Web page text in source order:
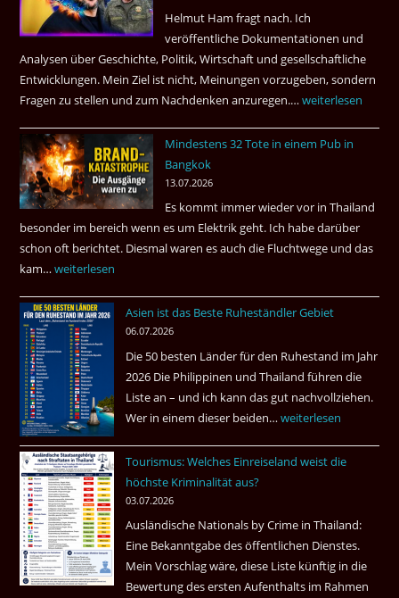
kamen
dazu.
Helmut Ham fragt nach. Ich
veröffentliche Dokumentationen und
Analysen über Geschichte, Politik, Wirtschaft und gesellschaftliche
Entwicklungen. Mein Ziel ist nicht, Meinungen vorzugeben, sondern
Fragen zu stellen und zum Nachdenken anzuregen.…Russland
Was
können?
|
Helmut
fragt
weiterlesen
Mindestens 32 Tote in einem Pub in
Bangkok
13.07.2026
Es kommt immer wieder vor in Thailand
besonder im bereich wenn es um Elektrik geht. Ich habe darüber
schon oft berichtet. Diesmal waren es auch die Fluchtwege und das
kam…Mindestens
Tote
einem
Pub
Bangkok
weiterlesen
Asien ist das Beste Ruheständler Gebiet
06.07.2026
Die 50 besten Länder für den Ruhestand im Jahr
2026 Die Philippinen und Thailand führen die
Liste an – und ich kann das gut nachvollziehen.
Wer in einem dieser beiden…Asien
das
Gebiet
weiterlesen
Tourismus: Welches Einreiseland weist die
höchste Kriminalität aus?
03.07.2026
Ausländische Nationals by Crime in Thailand:
Eine Bekanntgabe des öffentlichen Dienstes.
Mein Vorschlag wäre, diese Liste künftig in die
Bewertung des ersten Aufenthalts im Rahmen